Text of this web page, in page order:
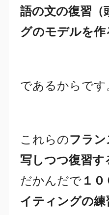
語の文の復習（
グのモデルを作
であるからです
これらのフラン
写しつつ復習す
だかんだで １
イティングの練